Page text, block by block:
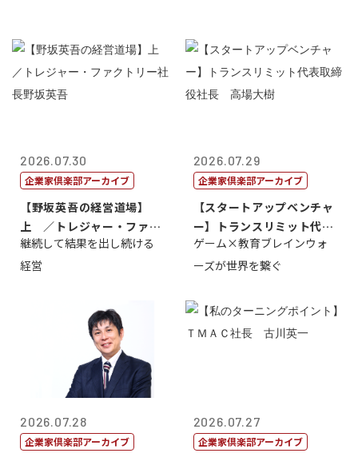
2026.07.30
企業家倶楽部アーカイブ
【野坂英吾の経営道場】
上 ／トレジャー・ファク
トリー社長野坂...
継続して結果を出し続ける
経営
2026.07.29
企業家倶楽部アーカイブ
【スタートアップベンチャ
ー】トランスリミット代表
取締役社長 ...
ゲーム×教育ブレインウォ
ーズが世界を繋ぐ
2026.07.28
企業家倶楽部アーカイブ
2026.07.27
企業家倶楽部アーカイブ